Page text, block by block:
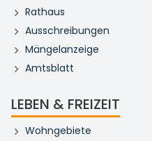
Rathaus
Ausschreibungen
Mängelanzeige
Amtsblatt
LEBEN & FREIZEIT
Wohngebiete